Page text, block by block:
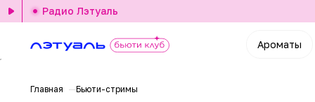
Ароматы
Радио Лэтуаль
Главная Бьюти-стримы